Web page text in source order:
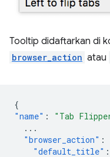
Tooltip didaftarkan di
browser_action atau
{
"name" : "Tab
...
"browser_action" :
"default_title" :